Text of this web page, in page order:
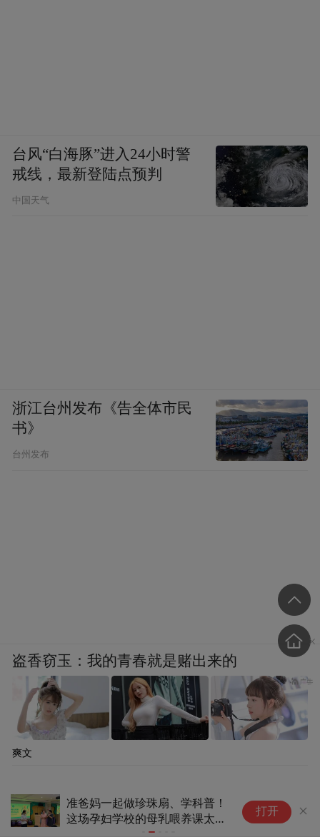
准爸妈一起做珍珠扇、学科普！
这场孕妇学校的母乳喂养课太治
打开
台风“白海豚”进入24小时警
戒线，最新登陆点预判
中国天气
浙江台州发布《告全体市民
书》
台州发布
盗香窃玉：我的青春就是赌出来的
爽文